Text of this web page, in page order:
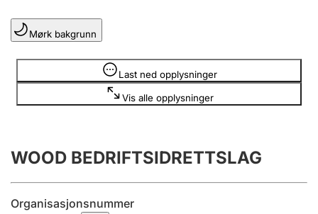
Lag og forening
Registrere, endre, slette
Årsregnskap
Innsending og forsinkelsesgebyr
Mørk bakgrunn
Last ned opplysninger
Vis alle opplysninger
Opplysninger er skjult
WOOD BEDRIFTSIDRETTSLAG
Organisasjonsnummer